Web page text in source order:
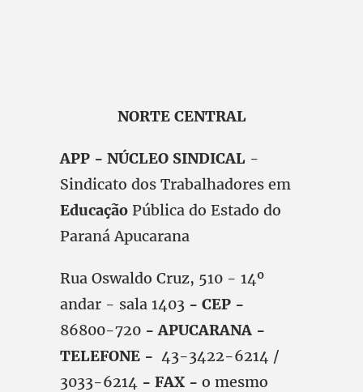
NORTE CENTRAL
APP - NÚCLEO SINDICAL -
Sindicato dos Trabalhadores em
Educação Pública do Estado do
Paraná Apucarana
Rua Oswaldo Cruz, 510 - 14º
andar - sala 1403 - CEP -
86800-720 - APUCARANA -
TELEFONE - 43-3422-6214 /
3033-6214 - FAX - o mesmo